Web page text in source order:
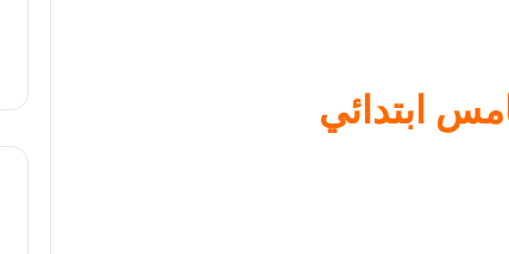
ابتدائي